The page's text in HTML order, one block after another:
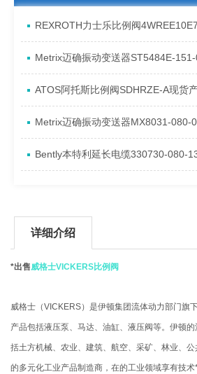
ATOS阿托斯比例阀SDHRZE-A现货
Metrix迈确振动变送器MX8031-080-
Bently本特利延长电缆330730-080-
详细介绍
*出售威格士VICKERS比例阀
威格士（VICKERS）是伊顿集团流体动力部门旗
产品包括液压泵、马达、油缸、液压阀等。伊顿
括土方机械、农业、建筑、航空、采矿、林业、
的多元化工业产品制造商，在的工业领域享有技